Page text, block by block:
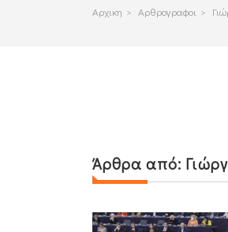
Αρχικη > Αρθρογραφοι >
Άρθρα από: